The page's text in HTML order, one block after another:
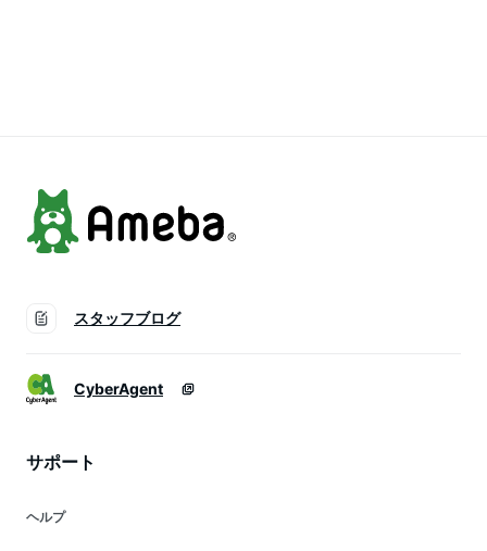
スタッフブログ
CyberAgent
サポート
ヘルプ